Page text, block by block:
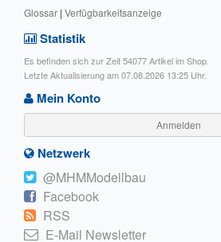
Glossar | Verfügbarkeitsanzeige
Statistik
Es befinden sich zur Zeit 54077 Artikel im Shop.
Letzte Aktualisierung am 07.08.2026 13:25 Uhr.
Mein Konto
Anmelden
Netzwerk
@MHMModellbau
Facebook
RSS
E-Mail Newsletter